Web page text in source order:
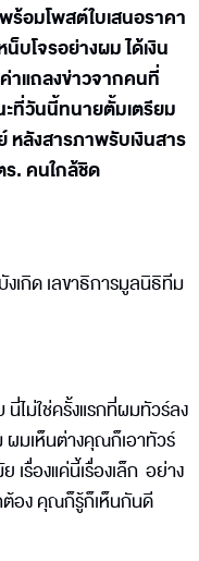
ร้อมโพสต์ใบเสนอราคา
บโจรอย่างผม ได้เงิน
ค่าแถลงข่าวจากคนที่
ที่วันนี้ทนายตั้มเตรียม
หลังสารภาพรับเงินสาร
. คนใกล้ชิด
เกิด เลขาธิการมูลนิธิทีม
ไม่ใช่ครั้งแรกที่ผมทัวร์ลง
เห็นต่างคุณก็เอาทัวร์
รื่องแค่นี้เรื่องเล็ก อย่าง
ต้อง คุณก็รู้ก็เห็นกันดี